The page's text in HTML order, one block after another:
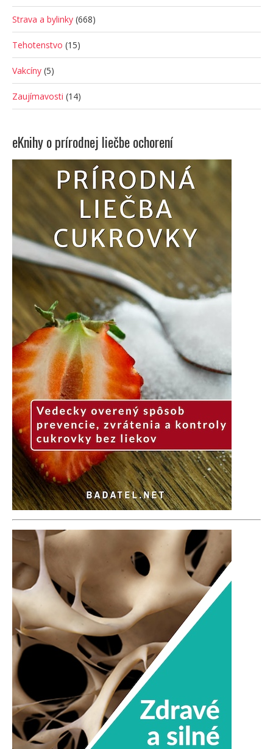
Strava a bylinky (668)
Tehotenstvo (15)
Vakcíny (5)
Zaujímavosti (14)
eKnihy o prírodnej liečbe ochorení